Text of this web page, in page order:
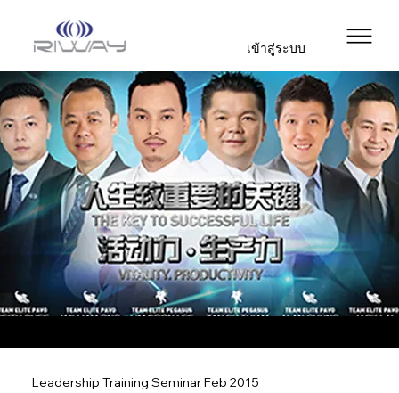
เข้าสู่ระบบ
Leadership Training Seminar Feb 2015